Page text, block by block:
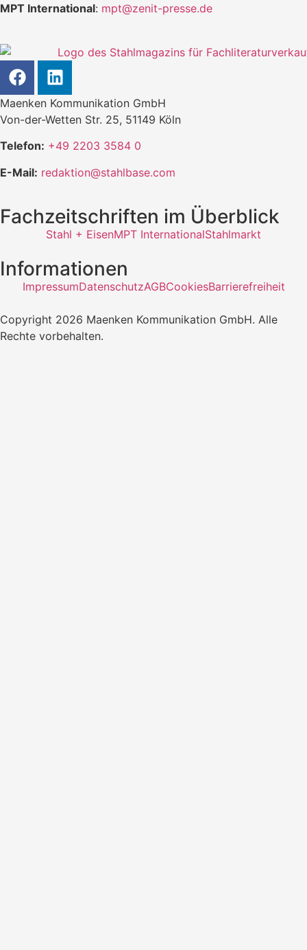
MPT International: mpt@zenit-presse.de
Maenken Kommunikation GmbH
Von-der-Wetten Str. 25, 51149 Köln
Telefon: +49 2203 3584 0
E-Mail: redaktion@stahlbase.com
Fachzeitschriften im Überblick
Stahl + EisenMPT InternationalStahlmarkt
Informationen
ImpressumDatenschutzAGBCookiesBarrierefreiheit
Copyright 2026 Maenken Kommunikation GmbH. Alle
Rechte vorbehalten.